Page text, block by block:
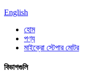
English
হোম
পণ্য
মাইক্রো স্টেপার মোটর
বিভাগগুলি